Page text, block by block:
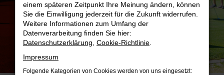
AUDI QUATTRO CUP ‘25
– GOLF, GENUSS UND GROSSE GEWINNER!
einem späteren Zeitpunkt Ihre Meinung ändern, können
Sie die Einwilligung jederzeit für die Zukunft widerrufen.
Weitere Informationen zum Umfang der
Datenverarbeitung finden Sie hier:
Datenschutzerklärung Cookie-Richtlinie
Impressum
Folgende Kategorien von Cookies werden von uns eingesetzt: